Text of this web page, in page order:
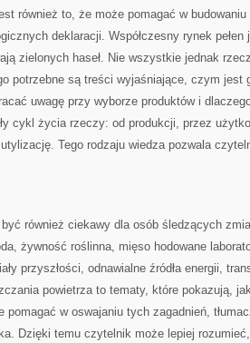
również to, że może pomagać w
deklaracji. Współczesny rynek pełen
zielonych haseł. Nie wszystkie jednak
potrzebne są treści wyjaśniające, czym jest
uwagę przy wyborze produktów i
cykl życia rzeczy: od produkcji, przez
Tego rodzaju wiedza pozwala
być również ciekawy dla osób śledzących
żywność roślinna, mięso hodowane
przyszłości, odnawialne źródła energii,
powietrza to tematy, które pokazują,
pomagać w oswajaniu tych zagadnień,
Dzięki temu czytelnik może lepiej